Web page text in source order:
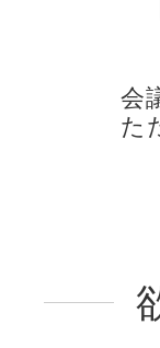
会
た